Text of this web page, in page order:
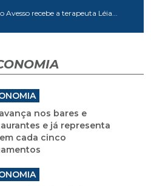
Avesso recebe a terapeuta Léia...
nos bares e
e já representa
cada cinco